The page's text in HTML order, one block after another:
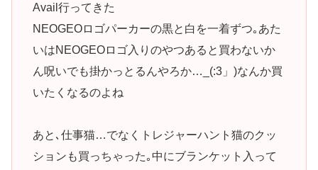
Avail行ってきた
NEOGEOロゴパーカーの黒と白を一着ずつ｡あた
いはNEOGEOロゴ入りのやつあると買わないか
ん呪いでも掛かっとるんやろか…_(:3」)なんか買
いたくなるのよね
あと､仕事猫…でなくトレジャーハント猫のクッ
ションも買っちゃった｡中にブランケット入って